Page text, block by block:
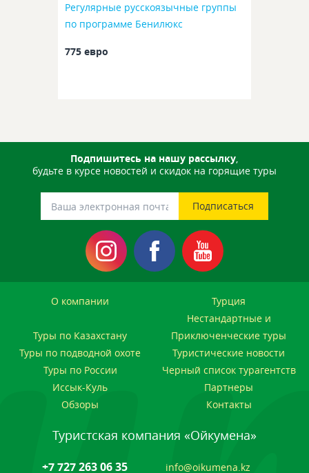
Регулярные русскоязычные группы
по программе Бенилюкс
775 евро
Подпишитесь на нашу рассылку,
будьте в курсе новостей и скидок на горящие туры
О компании Турция
Туры по Казахстану
Нестандартные и
Приключенческие туры
Туры по подводной охоте
Туристические новости
Туры по России
Черный список турагентств
Иссык-Куль
Партнеры
Обзоры
Контакты
Туристская компания «Ойкумена»
+7 727 263 06 35 info@oikumena.kz